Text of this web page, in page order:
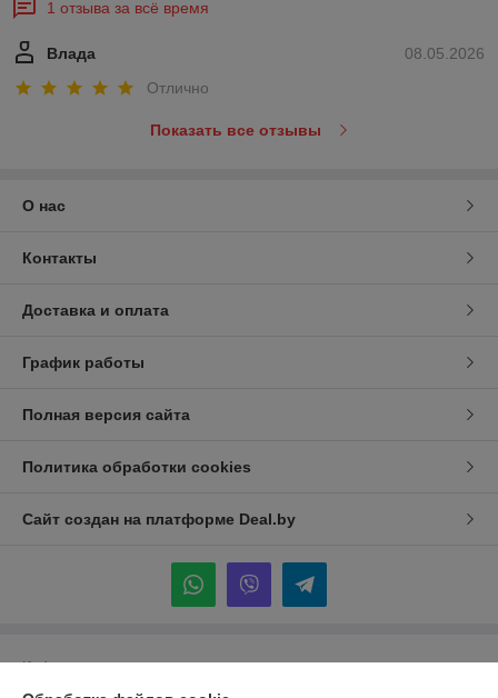
1 отзыва за всё время
08.05.2026
Влада
Отлично
Показать все отзывы
О нас
Контакты
Доставка и оплата
График работы
Полная версия сайта
Политика обработки cookies
Сайт создан на платформе Deal.by
Информация для покупателя